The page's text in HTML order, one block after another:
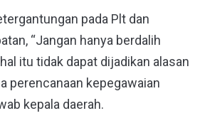
pada Plt dan
“Jangan hanya berdalih
itu tidak dapat dijadikan alasan
perencanaan kepegawaian
kepala daerah.